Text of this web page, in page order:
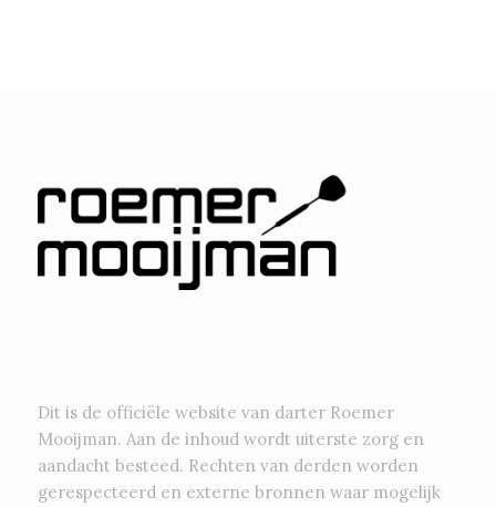
Dit is de officiële website van darter Roemer
Mooijman. Aan de inhoud wordt uiterste zorg en
aandacht besteed. Rechten van derden worden
gerespecteerd en externe bronnen waar mogelijk